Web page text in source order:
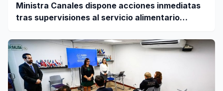
Ministra Canales dispone acciones inmediatas
tras supervisiones al servicio alimentario